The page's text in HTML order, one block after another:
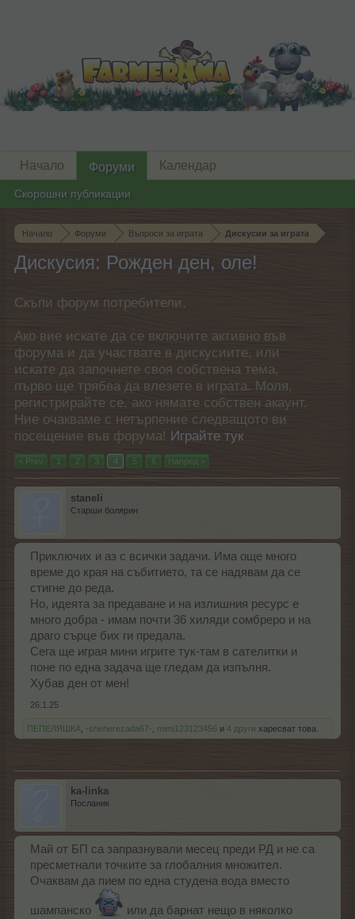
Начало Форуми Въпроси за играта Дискусии за играта
Дискусия: Рожден ден, оле!
Скъпи форум потребители,
Ако вие искате да се включите активно във
форума и да участвате в дискусиите, или
искате да започнете своя собствена тема,
първо ще трябва да влезете в играта. Моля,
регистрирайте се, ако нямате собствен акаунт.
Ние очакваме с нетърпение следващото ви
посещение във форума! Играйте тук
< Prev 1 2 3 4 5 6 Напред >
staneli
Старши болярин
Приключих и аз с всички задачи. Има още много
време до края на събитието, та се надявам да се
стигне до реда.
Но, идеята за предаване и на излишния ресурс е
много добра - имам почти 36 хиляди сомбреро и на
драго сърце бих ги предала.
Сега ще играя мини игрите тук-там в сателитки и
поне по една задача ще гледам да изпълня.
Хубав ден от мен!
26.1.25
ПЕПЕЛЯШКА -sheherezada67- mimi123123456 и 4 други харесват това.
ka-linka
Посланик
Май от БП са запразнували месец преди РД и не са
пресметнали точките за глобалния множител.
Очаквам да пием по една студена вода вместо
шампанско
или да барнат нещо в няколко
Начало Форуми
Скорошни публикации
Календар